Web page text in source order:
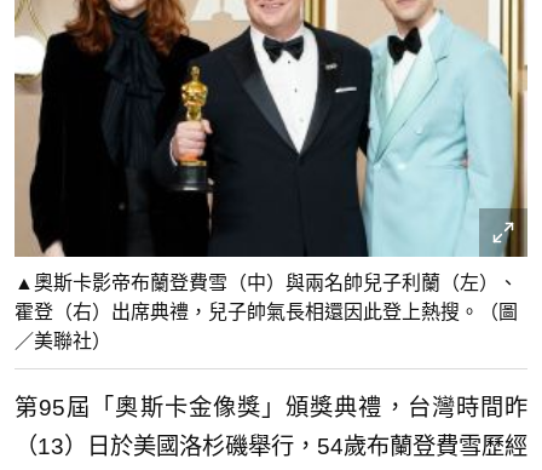
▲奧斯卡影帝布蘭登費雪（中）與兩名帥兒子利蘭（左）、
霍登（右）出席典禮，兒子帥氣長相還因此登上熱搜。（圖
／美聯社）
第95屆「奧斯卡金像獎」頒獎典禮，台灣時間昨
（13）日於美國洛杉磯舉行，54歲布蘭登費雪歷經